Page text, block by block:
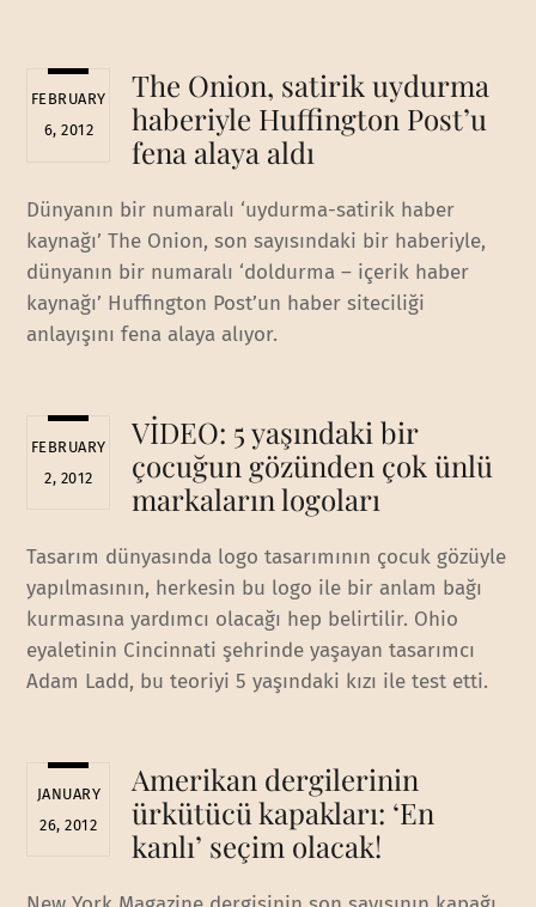
FEBRUARY
6, 2012
The Onion, satirik uydurma
haberiyle Huffington Post’u
fena alaya aldı
Dünyanın bir numaralı ‘uydurma-satirik haber
kaynağı’ The Onion, son sayısındaki bir haberiyle,
dünyanın bir numaralı ‘doldurma – içerik haber
kaynağı’ Huffington Post’un haber siteciliği
anlayışını fena alaya alıyor.
FEBRUARY
2, 2012
VİDEO: 5 yaşındaki bir
çocuğun gözünden çok ünlü
markaların logoları
Tasarım dünyasında logo tasarımının çocuk gözüyle
yapılmasının, herkesin bu logo ile bir anlam bağı
kurmasına yardımcı olacağı hep belirtilir. Ohio
eyaletinin Cincinnati şehrinde yaşayan tasarımcı
Adam Ladd, bu teoriyi 5 yaşındaki kızı ile test etti.
JANUARY
26, 2012
Amerikan dergilerinin
ürkütücü kapakları: ‘En
kanlı’ seçim olacak!